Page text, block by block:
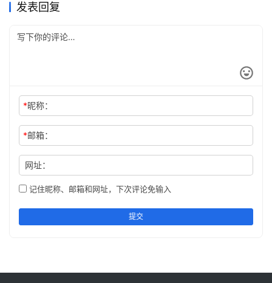
发表回复
*昵称：
*邮箱：
网址：
记住昵称、邮箱和网址，下次评论免输入
提交